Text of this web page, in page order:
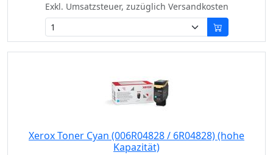
Exkl. Umsatzsteuer, zuzüglich Versandkosten
Xerox Toner Cyan (006R04828 / 6R04828) (hohe
Kapazität)